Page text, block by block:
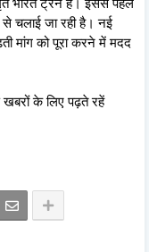
से चलाई जा रही है। नई
मांग को पूरा करने में मदद
खबरों के लिए पढ़ते रहें